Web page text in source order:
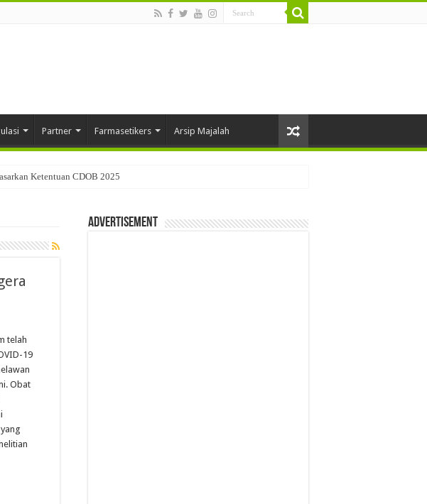
Partner Farmasetikers Arsip Majalah
Ketentuan CDOB 2025
telah
19
Obat
Advertisement